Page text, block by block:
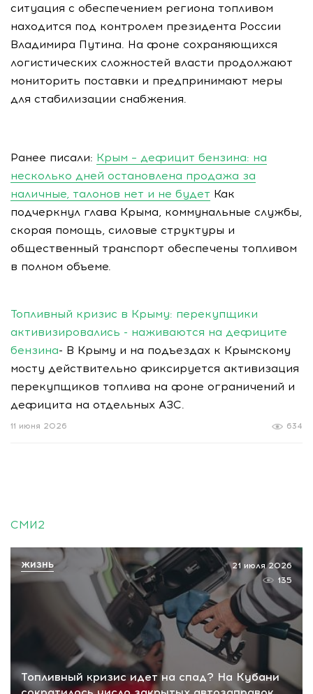
ситуация с обеспечением региона топливом
находится под контролем президента России
Владимира Путина. На фоне сохраняющихся
логистических сложностей власти продолжают
мониторить поставки и предпринимают меры
для стабилизации снабжения.
Ранее писали: Крым – дефицит бензина: на
несколько дней остановлена продажа за
наличные, талонов нет и не будет Как
подчеркнул глава Крыма, коммунальные службы,
скорая помощь, силовые структуры и
общественный транспорт обеспечены топливом
в полном объеме.
Топливный кризис в Крыму: перекупщики
активизировались - наживаются на дефиците
бензина- В Крыму и на подъездах к Крымскому
мосту действительно фиксируется активизация
перекупщиков топлива на фоне ограничений и
дефицита на отдельных АЗС.
634
11 июня 2026
СМИ2
Топливный кризис идет на спад? На Кубани
21 июля 2026
135
ЖИЗНЬ